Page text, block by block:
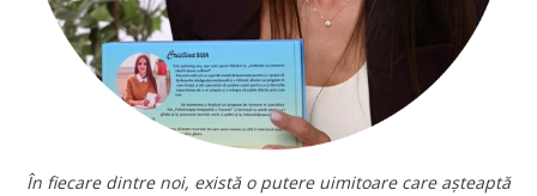
În fiecare dintre noi, există o putere uimitoare care așteaptă